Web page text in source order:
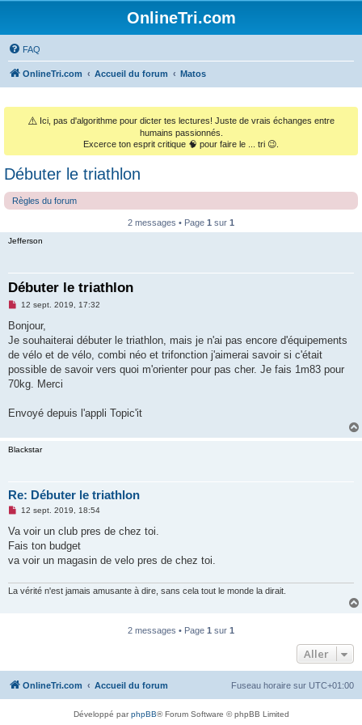
OnlineTri.com
FAQ
OnlineTri.com Accueil du forum Matos
⚠️ Ici, pas d'algorithme pour dicter tes lectures! Juste de vrais échanges entre
humains passionnés.
Excerce ton esprit critique 🧠 pour faire le ... tri 😉.
Débuter le triathlon
Règles du forum
2 messages • Page 1 sur 1
Jefferson
Débuter le triathlon
M
s
a
g
n
o
u
12 sept. 2019, 17:32
Bonjour,
Je souhaiterai débuter le triathlon, mais je n'ai pas encore d'équipements
de vélo et de vélo, combi néo et trifonction j'aimerai savoir si c'était
possible de savoir vers quoi m'orienter pour pas cher. Je fais 1m83 pour
70kg. Merci
Envoyé depuis l'appli Topic'it
Blackstar
Re: Débuter le triathlon
M
s
a
g
n
12 sept. 2019, 18:54
Va voir un club pres de chez toi.
Fais ton budget
va voir un magasin de velo pres de chez toi.
La vérité n'est jamais amusante à dire, sans cela tout le monde la dirait.
2 messages • Page 1 sur 1
Aller
OnlineTri.com Accueil du forum Fuseau horaire sur UTC+01:00
Développé parphpBB® Forum Software © phpBB Limited